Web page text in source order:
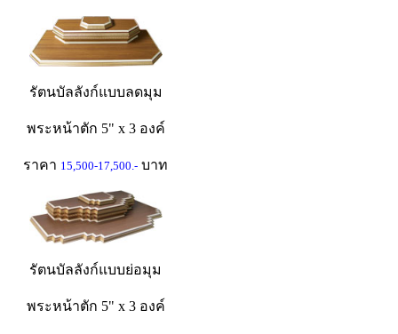
รัตนบัลลังก์แบบลดมุม
พระหน้าตัก 5" x 3 องค์
ราคา 15,500-17,500.- บาท
รัตนบัลลังก์แบบย่อมุม
พระหน้าตัก 5" x 3 องค์